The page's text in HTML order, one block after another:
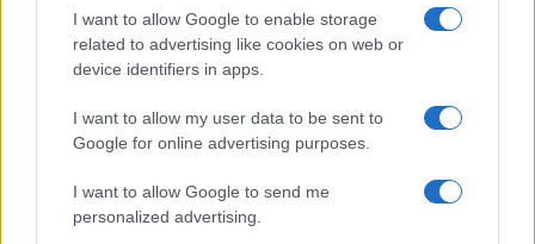
I want to allow Google to enable storage
related to advertising like cookies on web or
device identifiers in apps.
I want to allow my user data to be sent to
Google for online advertising purposes.
I want to allow Google to send me
personalized advertising.
Investeren 24
NL Newz